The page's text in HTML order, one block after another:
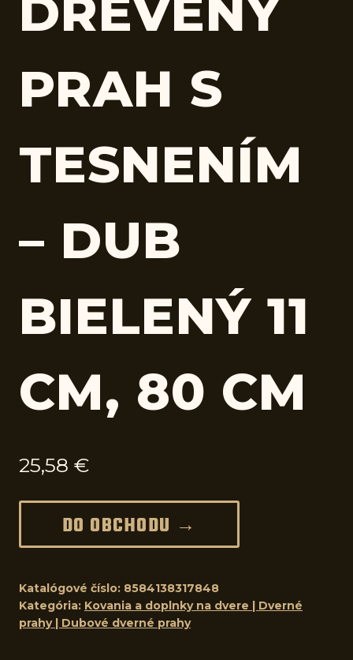
DREVENÝ
PRAH S
TESNENÍM
– DUB
BIELENÝ 11
CM, 80 CM
25,58 €
DO OBCHODU →
Katalógové číslo: 8584138317848
Kategória: Kovania a doplnky na dvere | Dverné
prahy | Dubové dverné prahy